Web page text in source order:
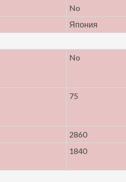
No
Япония
No
75
2860
1840